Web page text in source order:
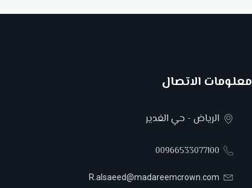
معلومات الاتصال
الرياض - حي الغدير
00966533077100
R.alsaeed@madareemcrown.com